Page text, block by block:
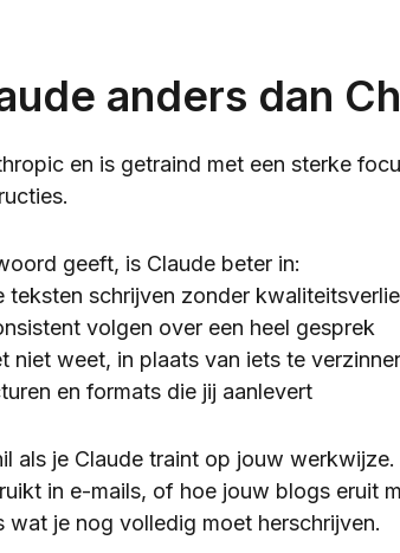
anders dan
en is getraind met een sterke
geeft, is Claude beter in:
teksten schrijven zonder
volgen over een heel gesprek
niet weet, in plaats van iets te
en formats die jij aanlevert
als je Claude traint op jouw
in e-mails, of hoe jouw blogs eruit
je nog volledig moet herschrijven.